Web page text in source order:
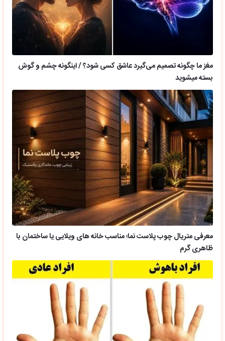
مغز ما چگونه تصمیم می‌گیرد عاشق کسی شود؟ / اینگونه چشم و گوش
بسته میشوید
معرفی متریال چوب پلاست نما؛ مناسب خانه های ویلایی یا ساختمان با
ظاهری گرم